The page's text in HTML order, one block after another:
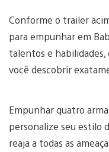
Conforme o trailer
para empunhar em
talentos e habilidades,
você descobrir
Empunhar quatro
personalize seu estilo
reaja a todas as